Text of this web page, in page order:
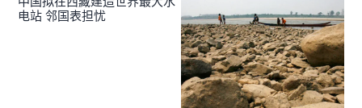
电站 邻国表担忧